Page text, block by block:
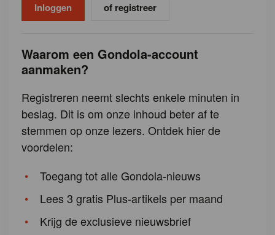
of registreer
Waarom een Gondola-account
aanmaken?
Registreren neemt slechts enkele minuten in
beslag. Dit is om onze inhoud beter af te
stemmen op onze lezers. Ontdek hier de
voordelen:
Toegang tot alle Gondola-nieuws
Lees 3 gratis Plus-artikels per maand
Krijg de exclusieve nieuwsbrief